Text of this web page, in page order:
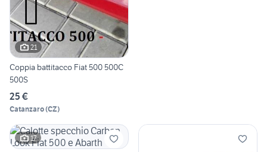
21
Coppia battitacco Fiat 500 500C
500S
25 €
Catanzaro(CZ)
17